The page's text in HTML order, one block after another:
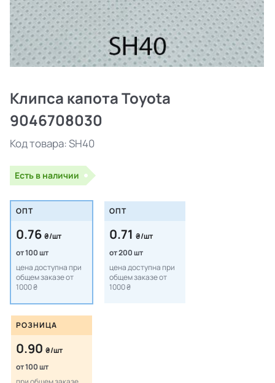
Клипса капота Toyota
9046708030
Код товара:SH40
Есть в наличии
ОПТ
0.76 ₴/шт
от 100 шт
цена доступна при
общем заказе от
1000 ₴
ОПТ
0.71 ₴/шт
от 200 шт
цена доступна при
общем заказе от
1000 ₴
РОЗНИЦА
0.90 ₴/шт
от 100 шт